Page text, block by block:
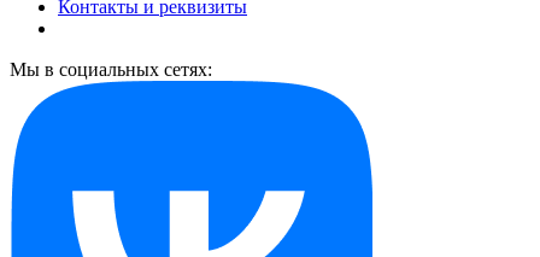
Контакты и реквизиты
Мы в социальных сетях: